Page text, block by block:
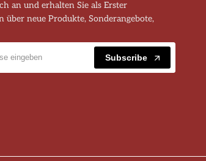
an und erhalten Sie als Erster
über neue Produkte, Sonderangebote,
Subscribe